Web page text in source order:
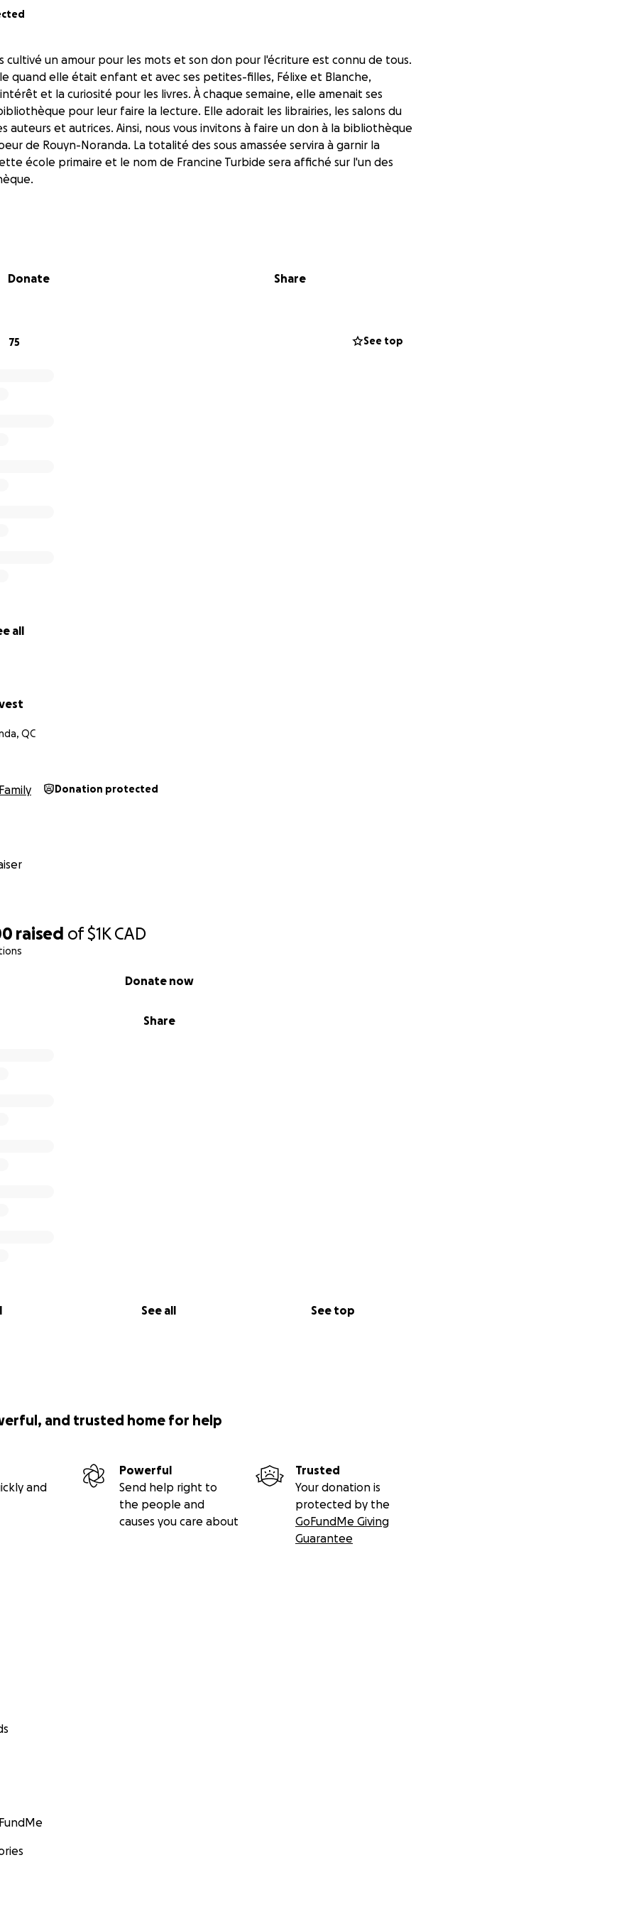
raised of$1K CAD
Share
Donate now
See all See top
cultivé un amour pour les mots et son don pour l'écriture est connu de tous.
quand elle était enfant et avec ses petites-filles, Félixe et Blanche,
et la curiosité pour les livres. À chaque semaine, elle amenait ses
pour leur faire la lecture. Elle adorait les librairies, les salons du
auteurs et autrices. Ainsi, nous vous invitons à faire un don à la bibliothèque
de Rouyn-Noranda. La totalité des sous amassée servira à garnir la
école primaire et le nom de Francine Turbide sera affiché sur l'un des
Donate Share
75 See top
all
QC
Family Donation protected
and trusted home for help
and
Powerful
Send help right to
the people and
causes you care about
Trusted
Your donation is
protected by the
GoFundMe Giving
Guarantee